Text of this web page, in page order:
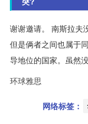
谢谢邀请。 南斯拉夫
但是俩者之间也属于
导地位的国家。虽然
环球雅思
网络标签：